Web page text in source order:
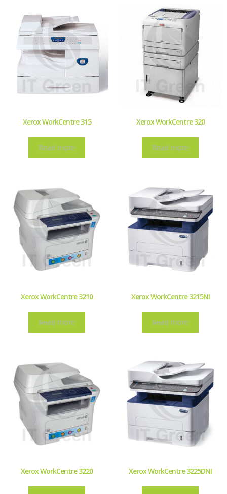
Xerox WorkCentre 315
Read more
Xerox WorkCentre 320
Read more
Xerox WorkCentre 3210
Read more
Xerox WorkCentre 3215NI
Read more
Xerox WorkCentre 3220 Xerox WorkCentre 3225DNI